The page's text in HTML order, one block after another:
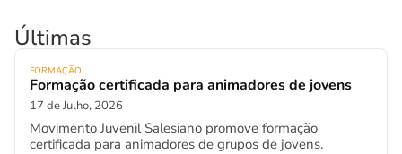
Últimas
FORMAÇÃO
Formação certificada para animadores de jovens
17 de Julho, 2026
Movimento Juvenil Salesiano promove formação
certificada para animadores de grupos de jovens.